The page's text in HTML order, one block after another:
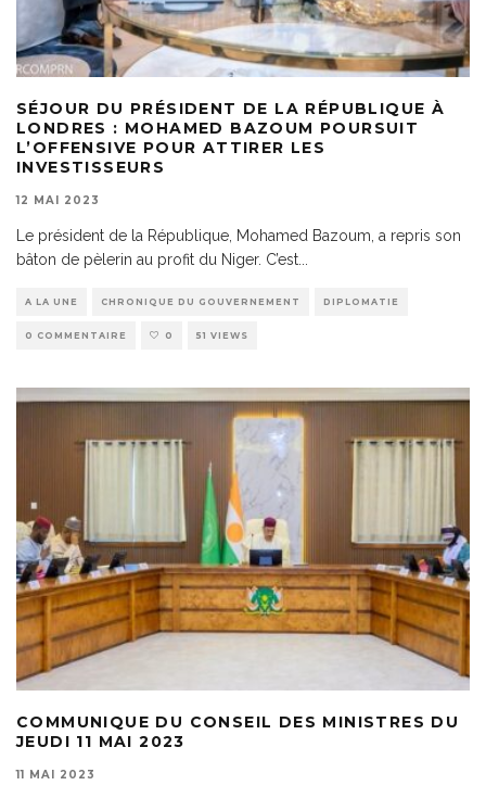
SÉJOUR DU PRÉSIDENT DE LA RÉPUBLIQUE À
LONDRES : MOHAMED BAZOUM POURSUIT
L’OFFENSIVE POUR ATTIRER LES
INVESTISSEURS
12 MAI 2023
Le président de la République, Mohamed Bazoum, a repris son
bâton de pèlerin au profit du Niger. C’est...
A LA UNE CHRONIQUE DU GOUVERNEMENT DIPLOMATIE
0 COMMENTAIRE 0 51 VIEWS
COMMUNIQUE DU CONSEIL DES MINISTRES DU
JEUDI 11 MAI 2023
11 MAI 2023